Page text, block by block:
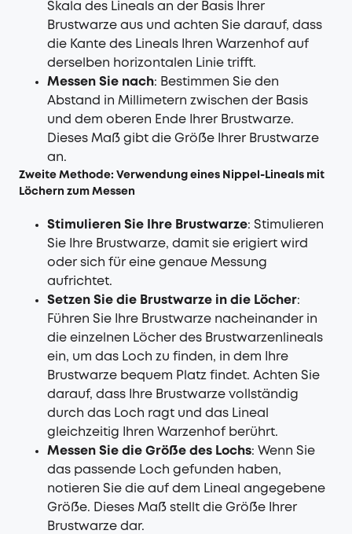
Skala des Lineals an der Basis Ihrer
Brustwarze aus und achten Sie darauf, dass
die Kante des Lineals Ihren Warzenhof auf
derselben horizontalen Linie trifft.
Messen Sie nach: Bestimmen Sie den
Abstand in Millimetern zwischen der Basis
und dem oberen Ende Ihrer Brustwarze.
Dieses Maß gibt die Größe Ihrer Brustwarze
an.
Zweite Methode: Verwendung eines Nippel-Lineals mit
Löchern zum Messen
Stimulieren Sie Ihre Brustwarze: Stimulieren
Sie Ihre Brustwarze, damit sie erigiert wird
oder sich für eine genaue Messung
aufrichtet.
Setzen Sie die Brustwarze in die Löcher:
Führen Sie Ihre Brustwarze nacheinander in
die einzelnen Löcher des Brustwarzenlineals
ein, um das Loch zu finden, in dem Ihre
Brustwarze bequem Platz findet. Achten Sie
darauf, dass Ihre Brustwarze vollständig
durch das Loch ragt und das Lineal
gleichzeitig Ihren Warzenhof berührt.
Messen Sie die Größe des Lochs: Wenn Sie
das passende Loch gefunden haben,
notieren Sie die auf dem Lineal angegebene
Größe. Dieses Maß stellt die Größe Ihrer
Brustwarze dar.